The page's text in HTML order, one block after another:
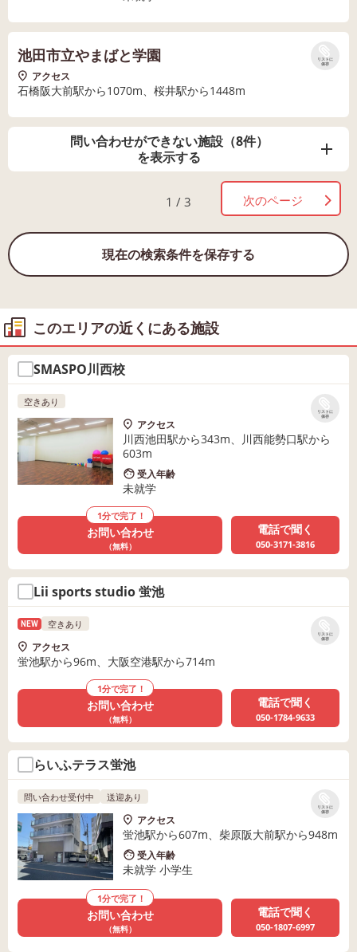
リストに
保存
池田市立やまばと学園
アクセス
石橋阪大前駅から1070m、桜井駅から1448m
問い合わせができない施設（8件）
を表示する
1 / 3 次のページ
現在の検索条件を保存する
このエリアの近くにある施設
SMASPO川西校
リストに
保存
空きあり
アクセス
川西池田駅から343m、川西能勢口駅から
603m
受入年齢
未就学
1分で完了！
お問い合わせ
（無料）
電話で聞く
050-3171-3816
Lii sports studio 蛍池
リストに
保存
NEW 空きあり
アクセス
蛍池駅から96m、大阪空港駅から714m
1分で完了！
お問い合わせ
（無料）
電話で聞く
050-1784-9633
らいふテラス蛍池
リストに
保存
問い合わせ受付中 送迎あり
アクセス
蛍池駅から607m、柴原阪大前駅から948m
受入年齢
未就学 小学生
1分で完了！
お問い合わせ
（無料）
電話で聞く
050-1807-6997